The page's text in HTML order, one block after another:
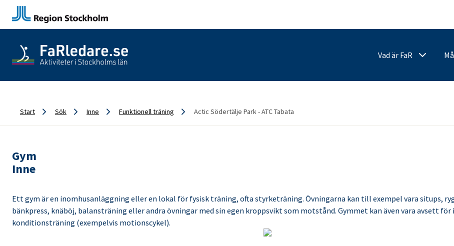
Vad är FaR
Start Sök Inne Funktionell träning Actic Södertälje Park - ATC Tabata
Gym
Inne
Ett gym är en inomhusanläggning eller en lokal för fysisk träning, ofta styrketräning. Övningarna kan till exempel vara situps,
bänkpress, knäböj, balansträning eller andra övningar med sin egen kroppsvikt som motstånd. Gymmet kan även vara avsett för
konditionsträning (exempelvis motionscykel).